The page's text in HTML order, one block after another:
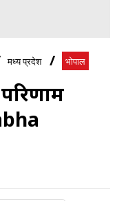
मध्य प्रदेश भोपाल